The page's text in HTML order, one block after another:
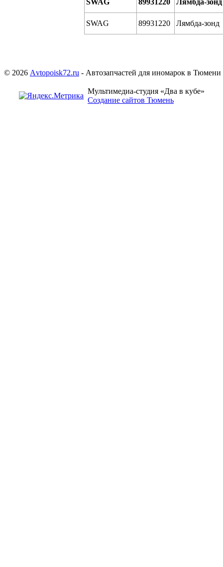
SWAG 89931220 Лямбда-зонд
SWAG 89931220 Лямбда-зонд
© 2026 Аvtopoisk72.ru - Автозапчастей для иномарок в Тюмени
Мультимедиа-студия «Два в кубе»
Создание сайтов Тюмень